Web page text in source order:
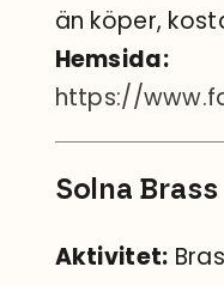
än köper,
Hemsida:
https://
Solna Brass
Aktivitet: